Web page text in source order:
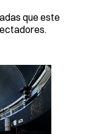
que este